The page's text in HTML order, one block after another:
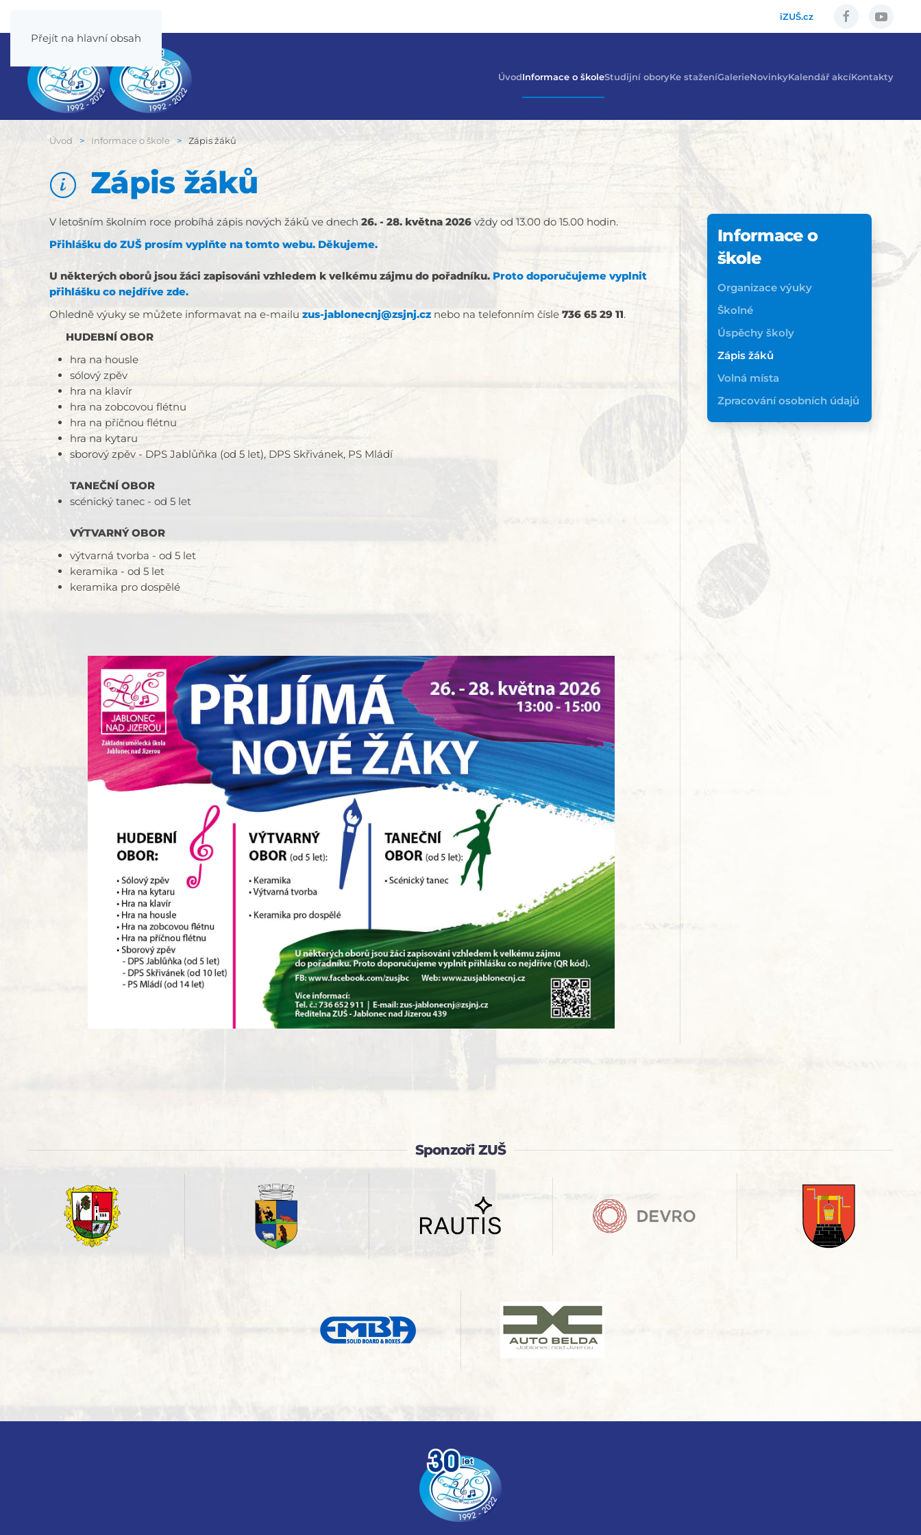
Přejít na hlavní obsah
iZUŠ.cz
ÚvodInformace o školeStudijní oboryKe staženíGalerieNovinkyKalendář akcíKontakty
Úvod Informace o škole Zápis žáků
Zápis žáků
V letošním školním roce probíhá zápis nových žáků ve dnech 26. - 28. května 2026 vždy od 13.00 do 15.00 hodin.
Přihlášku do ZUŠ prosím vyplňte na tomto webu. Děkujeme.
U některých oborů jsou žáci zapisováni vzhledem k velkému zájmu do pořadníku. Proto doporučujeme vyplnit
přihlášku co nejdříve zde.
Ohledně výuky se můžete informavat na e-mailu zus-jablonecnj@zsjnj.cz nebo na telefonním čísle 736 65 29 11.
HUDEBNÍ OBOR
hra na housle
sólový zpěv
hra na klavír
hra na zobcovou flétnu
hra na příčnou flétnu
hra na kytaru
sborový zpěv - DPS Jablůňka (od 5 let), DPS Skřivánek, PS Mládí
TANEČNÍ OBOR
scénický tanec - od 5 let
VÝTVARNÝ OBOR
výtvarná tvorba - od 5 let
keramika - od 5 let
keramika pro dospělé
Informace o
škole
Organizace výuky
Školné
Úspěchy školy
Zápis žáků
Volná místa
Zpracování osobních údajů
Sponzoři ZUŠ